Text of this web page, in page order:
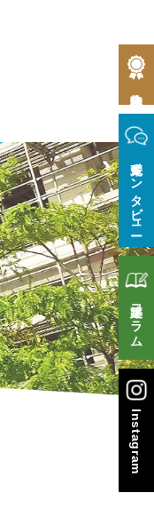
先輩インタビュー
建築コラム
Instagram